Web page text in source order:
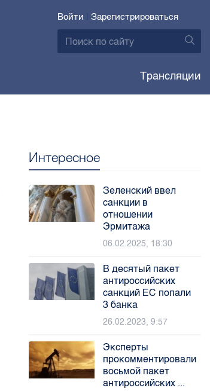
Войти | Зарегистрироваться
Трансляции
Интересное
Зеленский ввел
санкции в
отношении
Эрмитажа
06.02.2025, 18:30
В десятый пакет
антироссийских
санкций ЕС попали
3 банка
26.02.2023, 9:57
Эксперты
прокомментировали
восьмой пакет
антироссийских ...